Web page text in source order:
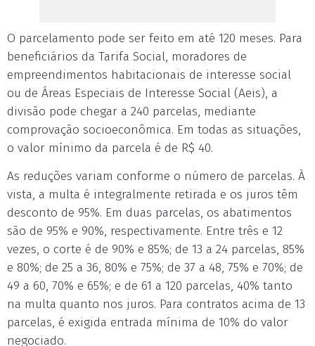
O parcelamento pode ser feito em até 120 meses. Para
beneficiários da Tarifa Social, moradores de
empreendimentos habitacionais de interesse social
ou de Áreas Especiais de Interesse Social (Aeis), a
divisão pode chegar a 240 parcelas, mediante
comprovação socioeconômica. Em todas as situações,
o valor mínimo da parcela é de R$ 40.
As reduções variam conforme o número de parcelas. À
vista, a multa é integralmente retirada e os juros têm
desconto de 95%. Em duas parcelas, os abatimentos
são de 95% e 90%, respectivamente. Entre três e 12
vezes, o corte é de 90% e 85%; de 13 a 24 parcelas, 85%
e 80%; de 25 a 36, 80% e 75%; de 37 a 48, 75% e 70%; de
49 a 60, 70% e 65%; e de 61 a 120 parcelas, 40% tanto
na multa quanto nos juros. Para contratos acima de 13
parcelas, é exigida entrada mínima de 10% do valor
negociado.